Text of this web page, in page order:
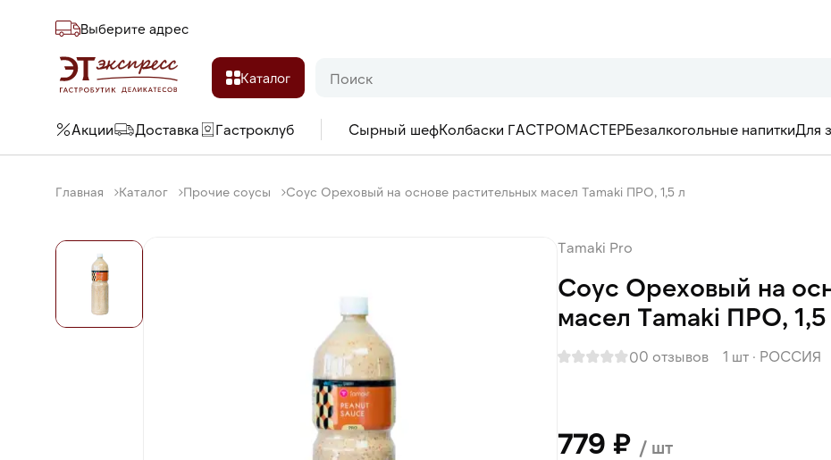
Выберите адреc
Каталог
Акции Доставка Гастроклуб Сырный шефКолбаски ГАСТРОМАСТЕРБезалкогольные напиткиДля
Главная Каталог Прочие соусы Соус Ореховый на основе растительных масел Tamaki ПРО, 1,5 л
Tamaki Pro
Соус Ореховый на
масел Tamaki ПРО, 1,5
00 отзывов 1 шт · РОССИЯ
779 ₽ / шт